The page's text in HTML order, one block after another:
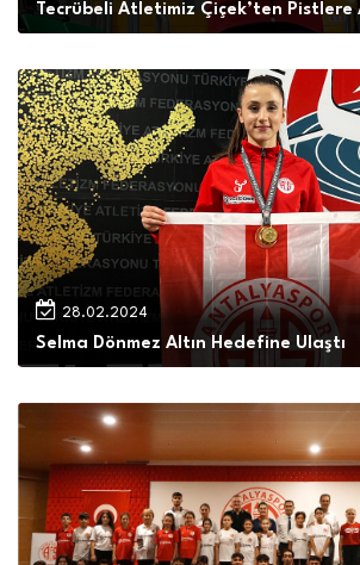
Tecrübeli Atletimiz Çiçek’ten Pistlere
28.02.2024
Selma Dönmez Altın Hedefine Ulaştı